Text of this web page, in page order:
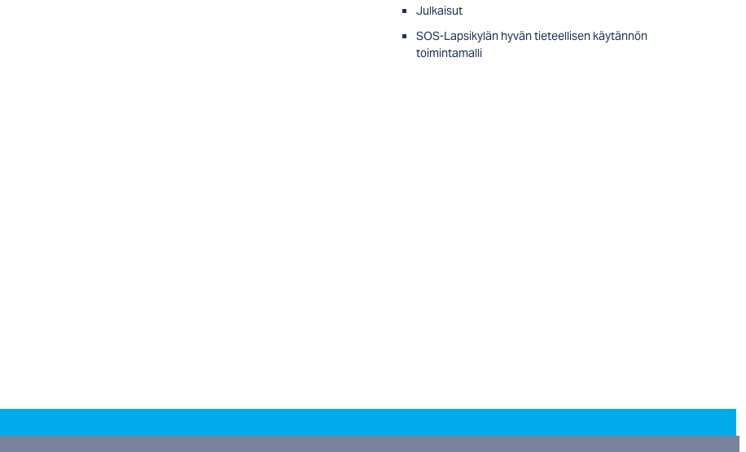
Julkaisut
SOS-Lapsikylän hyvän tieteellisen käytännön
toimintamalli